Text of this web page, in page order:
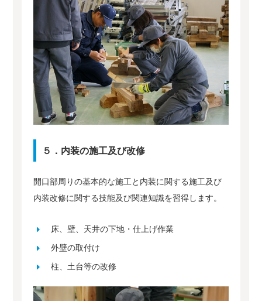
５．内装の施工及び改修
開口部周りの基本的な施工と内装に関する施工及び
内装改修に関する技能及び関連知識を習得します。
床、壁、天井の下地・仕上げ作業
外壁の取付け
柱、土台等の改修